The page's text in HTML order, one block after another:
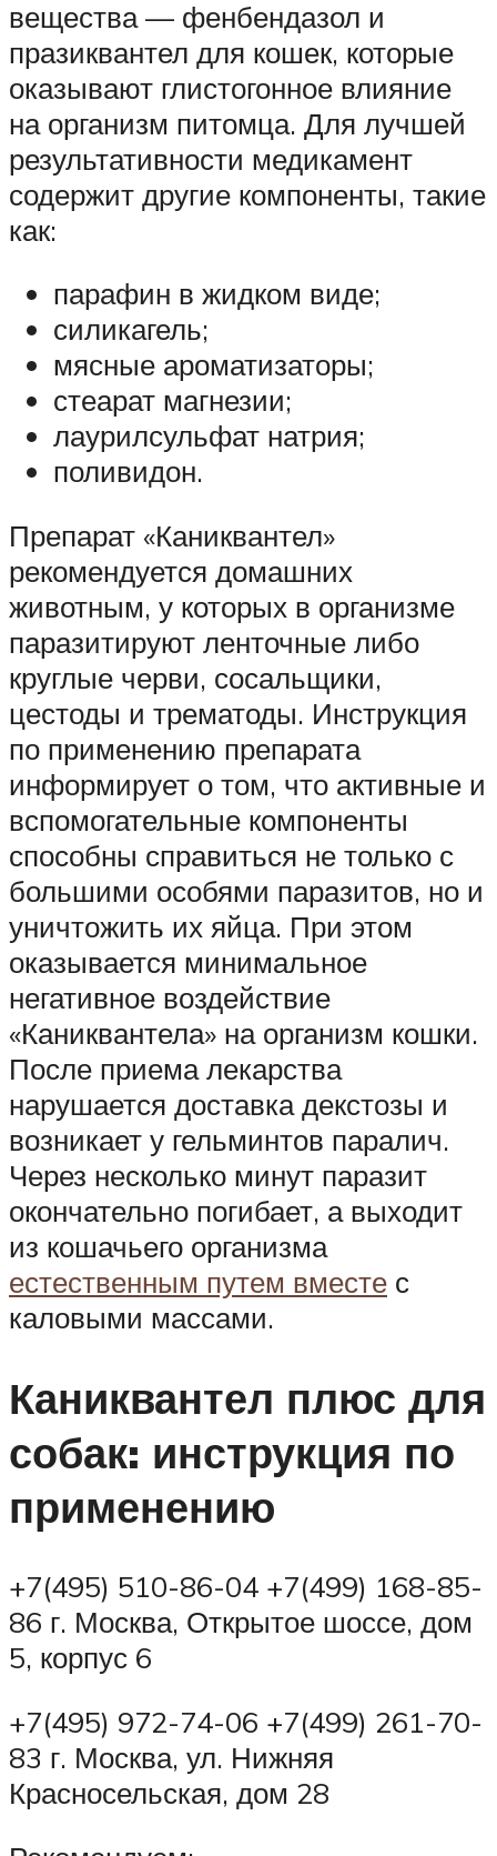
вещества — фенбендазол и
празиквантел для кошек, которые
оказывают глистогонное влияние
на организм питомца. Для лучшей
результативности медикамент
содержит другие компоненты, такие
как:
парафин в жидком виде;
силикагель;
мясные ароматизаторы;
стеарат магнезии;
лаурилсульфат натрия;
поливидон.
Препарат «Каниквантел»
рекомендуется домашних
животным, у которых в организме
паразитируют ленточные либо
круглые черви, сосальщики,
цестоды и трематоды. Инструкция
по применению препарата
информирует о том, что активные и
вспомогательные компоненты
способны справиться не только с
большими особями паразитов, но и
уничтожить их яйца. При этом
оказывается минимальное
негативное воздействие
«Каниквантела» на организм кошки.
После приема лекарства
нарушается доставка декстозы и
возникает у гельминтов паралич.
Через несколько минут паразит
окончательно погибает, а выходит
из кошачьего организма
естественным путем вместе с
каловыми массами.
Каниквантел плюс для
собак: инструкция по
применению
+7(495) 510-86-04 +7(499) 168-85-
86 г. Москва, Открытое шоссе, дом
5, корпус 6
+7(495) 972-74-06 +7(499) 261-70-
83 г. Москва, ул. Нижняя
Красносельская, дом 28